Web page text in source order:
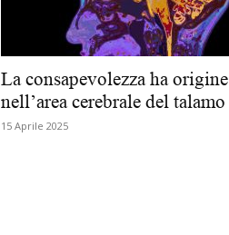
La consapevolezza ha origine
nell’area cerebrale del talamo
15 Aprile 2025